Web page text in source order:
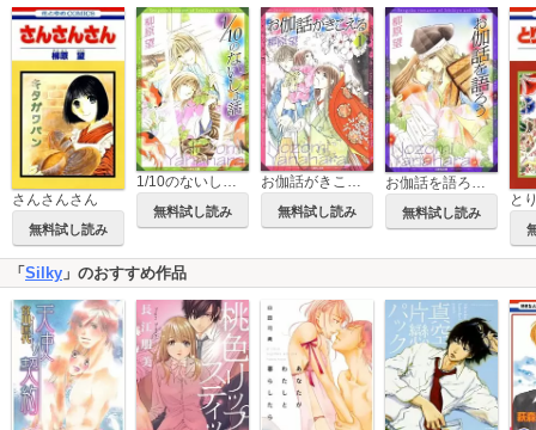
さんさんさん
無料試し読み
1/10のないしょ話 一清&千沙姫シリーズ
無料試し読み
お伽話がきこえる 一清&千沙姫シリーズ
無料試し読み
お伽話を語ろう 一清&千沙姫シリーズ
無料試し読み
と
「 Silky 」のおすすめ作品